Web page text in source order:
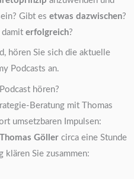
Gibt es etwas dazwischen?
damit erfolgreich?
hören Sie sich die aktuelle
Podcasts an.
hören?
Beratung mit Thomas
umsetzbaren Impulsen:
Thomas Göller circa eine Stunde
Sie zusammen: